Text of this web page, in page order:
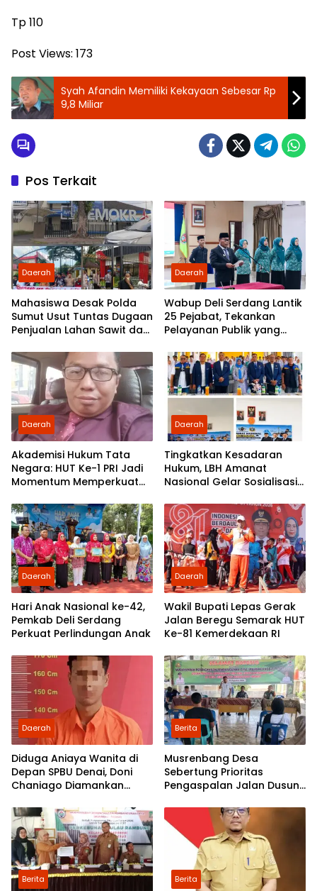
Tp 110
Post Views: 173
Syah Afandin Memiliki Kekayaan Sebesar Rp
9,8 Miliar
Pos Terkait
Daerah
Mahasiswa Desak Polda
Sumut Usut Tuntas Dugaan
Penjualan Lahan Sawit dan
Partai Demokrat Sumut
Daerah
Wabup Deli Serdang Lantik
25 Pejabat, Tekankan
Pelayanan Publik yang
Daerah
Akademisi Hukum Tata
Negara: HUT Ke-1 PRI Jadi
Momentum Memperkuat
Pengabdian kepada
Rakyat
Daerah
Tingkatkan Kesadaran
Hukum, LBH Amanat
Nasional Gelar Sosialisasi
Morawa
Daerah
Hari Anak Nasional ke-42,
Pemkab Deli Serdang
Perkuat Perlindungan Anak
Daerah
Wakil Bupati Lepas Gerak
Jalan Beregu Semarak HUT
Ke-81 Kemerdekaan RI
Daerah
Diduga Aniaya Wanita di
Depan SPBU Denai, Doni
Chaniago Diamankan
Berita
Musrenbang Desa
Sebertung Prioritas
Pengaspalan Jalan Dusun
Berita Berita